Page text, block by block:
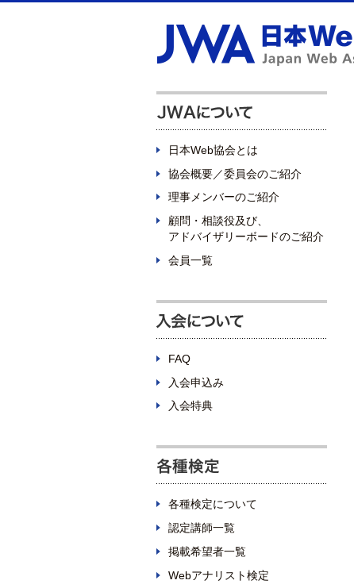
日本Web協会とは
協会概要／委員会のご紹介
理事メンバーのご紹介
顧問・相談役及び、
アドバイザリーボードのご紹介
会員一覧
FAQ
入会申込み
入会特典
各種検定について
認定講師一覧
掲載希望者一覧
Webアナリスト検定